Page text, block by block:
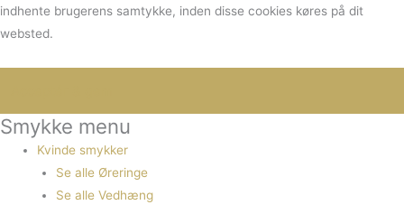
indhente brugerens samtykke, inden disse cookies køres på dit
websted.
Smykke menu
Kvinde smykker
Se alle Øreringe
Se alle Vedhæng